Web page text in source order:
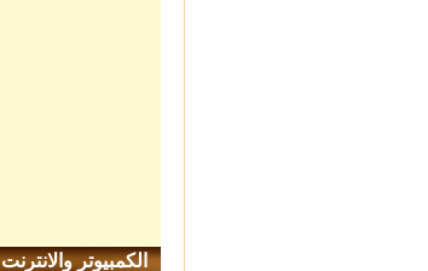
الكمبيوتر والانترنت